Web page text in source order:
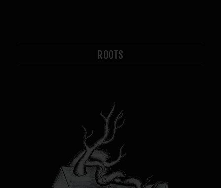
ROOTS